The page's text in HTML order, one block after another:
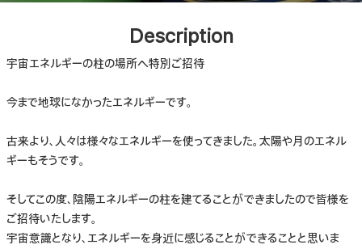
Description
宇宙エネルギーの柱の場所へ特別ご招待
今まで地球になかったエネルギーです。
古来より、人々は様々なエネルギーを使ってきました。太陽や月のエネル
ギーもそうです。
そしてこの度、陰陽エネルギーの柱を建てることができましたので皆様を
ご招待いたします。
宇宙意識となり、エネルギーを身近に感じることができることと思いま